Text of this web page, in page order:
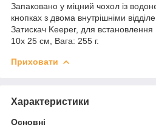
Запаковано у міцний чохол із
кнопках з двома внутрішніми
Затискач Keeper, для
10х 25 см, Вага: 255 г.
Приховати
Характеристики
Основні